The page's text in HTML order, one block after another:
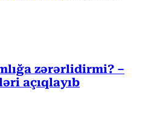
zərərlidirmi? –
açıqlayıb